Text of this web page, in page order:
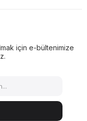
için e-bültenimize